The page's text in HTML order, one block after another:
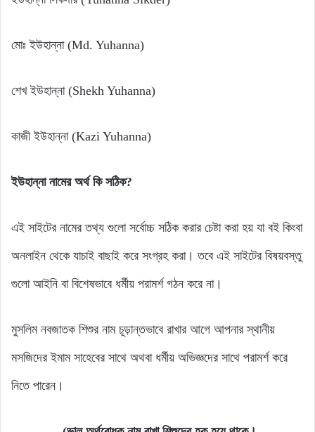
মোঃ ইউহান্না (Md. Yuhanna)
শেখ ইউহান্না (Shekh Yuhanna)
কাজী ইউহান্না (Kazi Yuhanna)
ইউহান্নানামের অর্থ কি সঠিক?
এই সাইটের নামের তথ্য গুলো সর্বোচ্চ সঠিক করার চেষ্টা করা হয় যা বই কিংবা
অনলাইন থেকে যাচাই বাছাই করে সংগ্রহ করা। তবে এই সাইটের বিষয়বস্তু
গুলো আইনি বা বিশেষভাবে ধর্মীয় পরামর্শ গঠন করে না।
মুসলিম নবজাতক শিশুর নাম চূড়ান্তভাবে রাখার আগে আপনার স্থানীয়
মসজিদের ইমাম সাহেবের সাথে অথবা ধর্মীয় অভিজ্ঞদের সাথে পরামর্শ করে
নিতে পারেন।